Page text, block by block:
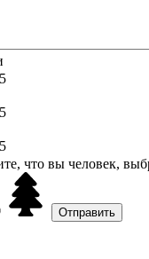
5
5
5
что вы человек,